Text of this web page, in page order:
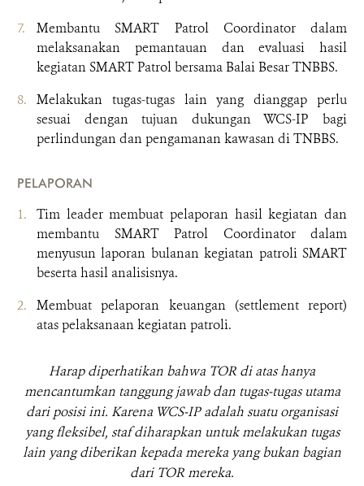
Membantu SMART Patrol Coordinator dalam
melaksanakan pemantauan dan evaluasi hasil
kegiatan SMART Patrol bersama Balai Besar TNBBS.
Melakukan tugas-tugas lain yang dianggap perlu
sesuai dengan tujuan dukungan WCS-IP bagi
perlindungan dan pengamanan kawasan di TNBBS.
PELAPORAN
Tim leader membuat pelaporan hasil kegiatan dan
membantu SMART Patrol Coordinator dalam
menyusun laporan bulanan kegiatan patroli SMART
beserta hasil analisisnya.
Membuat pelaporan keuangan (settlement report)
atas pelaksanaan kegiatan patroli.
Harap diperhatikan bahwa TOR di atas hanya
mencantumkan tanggung jawab dan tugas-tugas utama
dari posisi ini. Karena WCS-IP adalah suatu organisasi
yang fleksibel, staf diharapkan untuk melakukan tugas
lain yang diberikan kepada mereka yang bukan bagian
dari TOR mereka.